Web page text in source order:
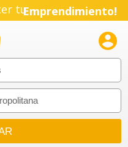
tuEmprendimiento!
